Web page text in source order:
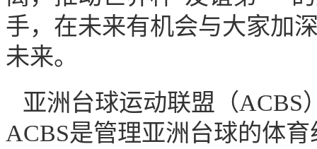
手，在未来有机会与大家加
未来。
亚洲台球运动联盟（ACBS
ACBS是管理亚洲台球的体